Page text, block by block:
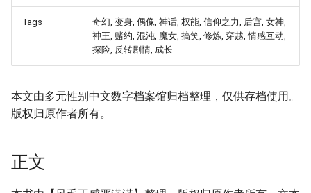
Tags
奇幻, 变身, 偶像, 神话, 权能, 信仰之力, 后宫, 女神,
神王, 赌约, 混沌, 魔女, 搞笑, 修炼, 穿越, 情感互动,
探险, 反转剧情, 成长
本文由多元性别中文数字档案馆归档整理，仅供存档使用。
版权归原作者所有。
正文